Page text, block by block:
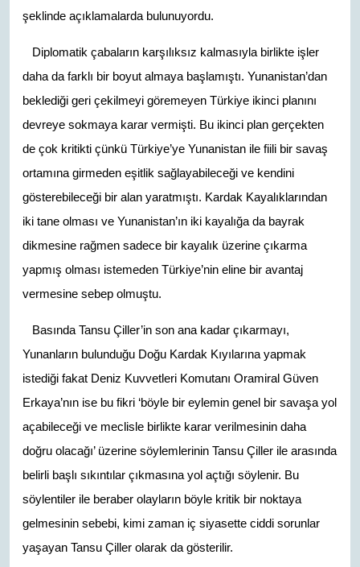
şeklinde açıklamalarda bulunuyordu.
Diplomatik çabaların karşılıksız kalmasıyla birlikte işler
daha da farklı bir boyut almaya başlamıştı. Yunanistan’dan
beklediği geri çekilmeyi göremeyen Türkiye ikinci planını
devreye sokmaya karar vermişti. Bu ikinci plan gerçekten
de çok kritikti çünkü Türkiye’ye Yunanistan ile fiili bir savaş
ortamına girmeden eşitlik sağlayabileceği ve kendini
gösterebileceği bir alan yaratmıştı. Kardak Kayalıklarından
iki tane olması ve Yunanistan’ın iki kayalığa da bayrak
dikmesine rağmen sadece bir kayalık üzerine çıkarma
yapmış olması istemeden Türkiye’nin eline bir avantaj
vermesine sebep olmuştu.
Basında Tansu Çiller’in son ana kadar çıkarmayı,
Yunanların bulunduğu Doğu Kardak Kıyılarına yapmak
istediği fakat Deniz Kuvvetleri Komutanı Oramiral Güven
Erkaya’nın ise bu fikri ‘böyle bir eylemin genel bir savaşa yol
açabileceği ve meclisle birlikte karar verilmesinin daha
doğru olacağı’ üzerine söylemlerinin Tansu Çiller ile arasında
belirli başlı sıkıntılar çıkmasına yol açtığı söylenir. Bu
söylentiler ile beraber olayların böyle kritik bir noktaya
gelmesinin sebebi, kimi zaman iç siyasette ciddi sorunlar
yaşayan Tansu Çiller olarak da gösterilir.